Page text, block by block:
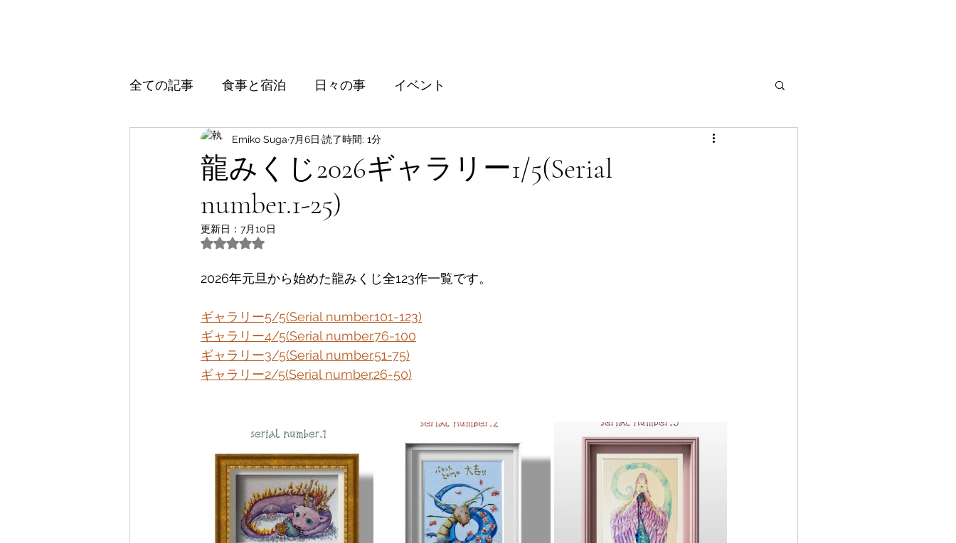
全ての記事 食事と宿泊 日々の事 イベント
龍みくじ2026ギャラリー1/5(Serial
number.1-25)
Emiko Suga 7月6日 読了時間: 1分
更新日： 7月10日
5つ星のうちNaNと評価されています。
2026年元旦から始めた龍みくじ全123作一覧です。
ギャラリー5/5(Serial number.101-123)
ギャラリー4/5(Serial number.76-100
ギャラリー3/5(Serial number.51-75)
ギャラリー2/5(Serial number.26-50)